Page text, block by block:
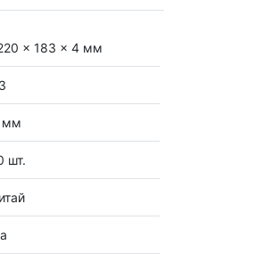
x 183 x 4 мм
мм
шт.